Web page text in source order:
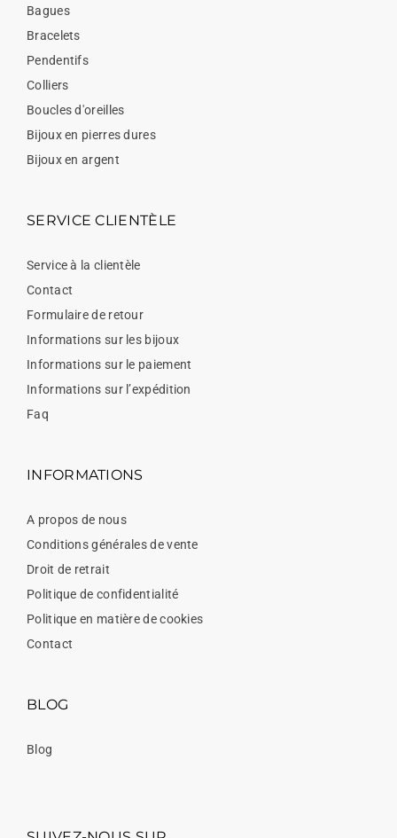
Bagues
Bracelets
Pendentifs
Colliers
Boucles d'oreilles
Bijoux en pierres dures
Bijoux en argent
SERVICE CLIENTÈLE
Service à la clientèle
Contact
Formulaire de retour
Informations sur les bijoux
Informations sur le paiement
Informations sur l’expédition
Faq
INFORMATIONS
A propos de nous
Conditions générales de vente
Droit de retrait
Politique de confidentialité
Politique en matière de cookies
Contact
BLOG
Blog